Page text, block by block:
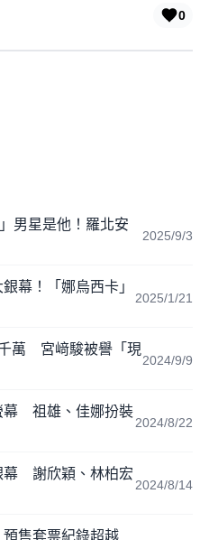
0
男星是他！羅北安
2025/9/3
幕！「娜烏西卡」
2025/1/21
千萬 宮﨑駿被譽「現
2024/9/9
幕 祖雄、佳娜扮裝
2024/8/22
幕 謝欣穎、林柏宏
2024/8/14
預售套票紀錄超越